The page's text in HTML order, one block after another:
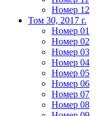
Номер 12
Том 30, 2017 г.
Номер 01
Номер 02
Номер 03
Номер 04
Номер 05
Номер 06
Номер 07
Номер 08